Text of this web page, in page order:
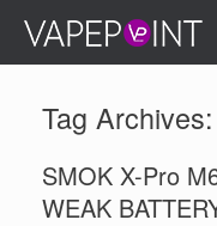
Tag Archives:
SMOK X-Pro
WEAK